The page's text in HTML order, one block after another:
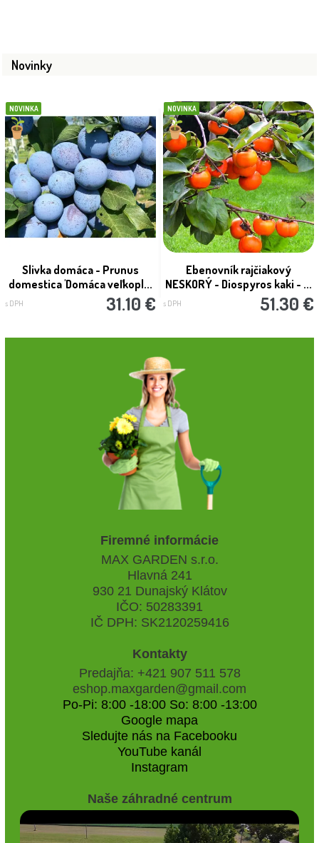
Novinky
NOVINKA
Slivka domáca - Prunus
domestica 'Domáca veľkopl...
s DPH 31.10 €
NOVINKA
Ebenovník rajčiakový
NESKORÝ - Diospyros kaki - ...
s DPH 51.30 €
Firemné informácie
MAX GARDEN s.r.o.
Hlavná 241
930 21 Dunajský Klátov
IČO: 50283391
IČ DPH: SK2120259416
Kontakty
Predajňa: +421 907 511 578
eshop.maxgarden@gmail.com
Po-Pi: 8:00 -18:00 So: 8:00 -13:00
Google mapa
Sledujte nás na Facebooku
YouTube kanál
Instagram
Naše záhradné centrum